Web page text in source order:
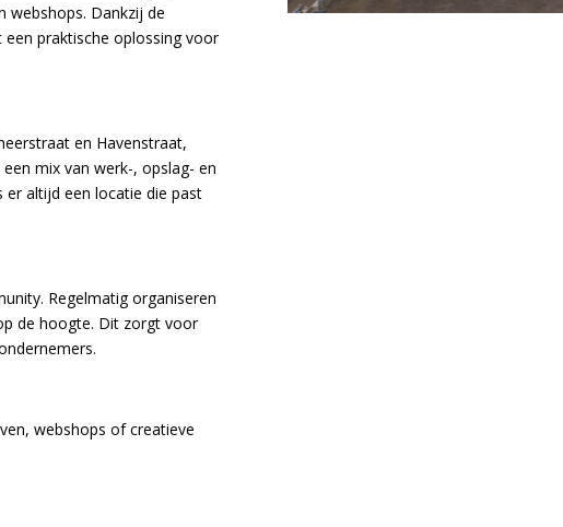
webshops. Dankzij de
praktische oplossing voor
en Havenstraat,
mix van werk-, opslag- en
altijd een locatie die past
Regelmatig organiseren
de hoogte. Dit zorgt voor
webshops of creatieve